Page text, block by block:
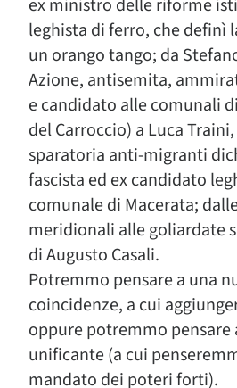
ex ministro delle riforme
leghista di ferro, che definì
un orango tango; da
Azione, antisemita,
e candidato alle comunali
del Carroccio) a Luca
sparatoria anti-migranti
fascista ed ex candidato
comunale di Macerata;
meridionali alle goliardate
di Augusto Casali.
Potremmo pensare a una
coincidenze, a cui
oppure potremmo pensare
unificante (a cui
mandato dei poteri forti).